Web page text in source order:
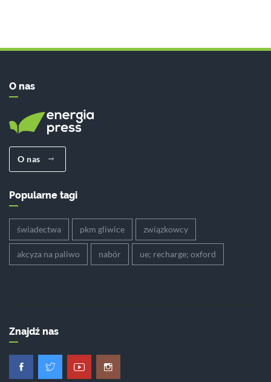
O nas
O nas
Popularne tagi
świadectwa pkm gliwice związkowcy
akcyza na paliwo nabór ue; recharge; oxford
Znajdź nas